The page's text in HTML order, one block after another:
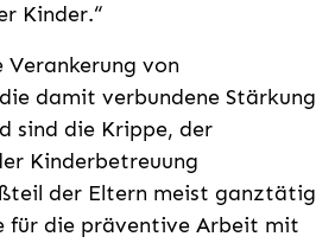
Kinder.“
von
damit verbundene Stärkung
sind die Krippe, der
Kinderbetreuung
der Eltern meist ganztätig
für die präventive Arbeit mit